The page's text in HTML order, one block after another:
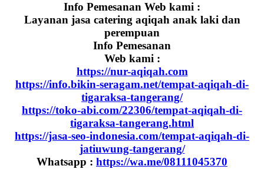
Info Pemesanan Web kami :
Layanan jasa catering aqiqah anak laki dan
perempuan
Info Pemesanan
Web kami :
https://nur-aqiqah.com
https://info.bikin-seragam.net/tempat-aqiqah-di-
tigaraksa-tangerang/
https://toko-abi.com/22306/tempat-aqiqah-di-
tigaraksa-tangerang.html
https://jasa-seo-indonesia.com/tempat-aqiqah-di-
jatiuwung-tangerang/
Whatsapp : https://wa.me/08111045370